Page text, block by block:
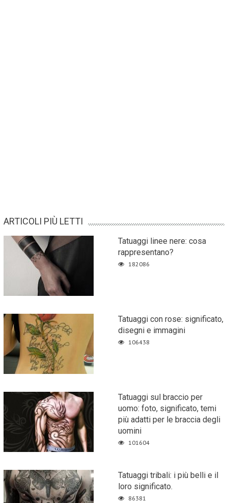
ARTICOLI PIÙ LETTI
Tatuaggi linee nere: cosa
rappresentano?
182086
Tatuaggi con rose: significato,
disegni e immagini
106438
Tatuaggi sul braccio per
uomo: foto, significato, temi
più adatti per le braccia degli
uomini
101604
Tatuaggi tribali: i più belli e il
loro significato.
86381